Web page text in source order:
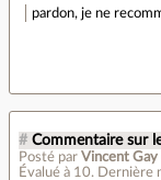
pardon, je ne
# Commentaire sur
Posté par Vincent Gay
Évalué à 10. Dernière